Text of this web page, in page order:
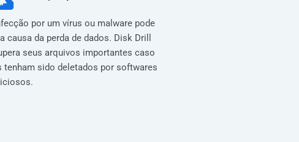
por um vírus ou malware pode
causa da perda de dados. Disk Drill
seus arquivos importantes caso
tenham sido deletados por softwares